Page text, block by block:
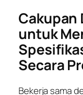
Cakupan
untuk
Secara
Bekerja sama